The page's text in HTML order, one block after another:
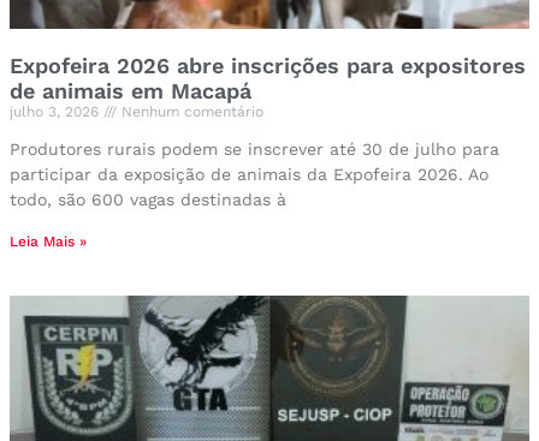
Expofeira 2026 abre inscrições para expositores
de animais em Macapá
julho 3, 2026 Nenhum comentário
Produtores rurais podem se inscrever até 30 de julho para
participar da exposição de animais da Expofeira 2026. Ao
todo, são 600 vagas destinadas à
Leia Mais »